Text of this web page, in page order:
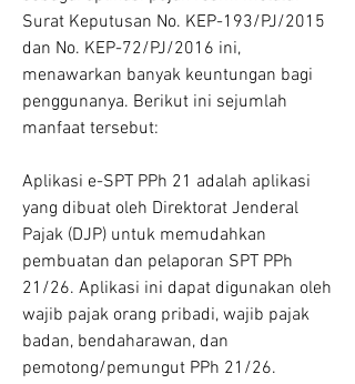
Surat Keputusan No. KEP-193/PJ/2015
dan No. KEP-72/PJ/2016 ini,
menawarkan banyak keuntungan bagi
penggunanya. Berikut ini sejumlah
manfaat tersebut:
Aplikasi e-SPT PPh 21 adalah aplikasi
yang dibuat oleh Direktorat Jenderal
Pajak (DJP) untuk memudahkan
pembuatan dan pelaporan SPT PPh
21/26. Aplikasi ini dapat digunakan oleh
wajib pajak orang pribadi, wajib pajak
badan, bendaharawan, dan
pemotong/pemungut PPh 21/26.